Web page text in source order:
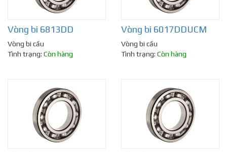
Vòng bi 6813DD
Vòng bi cầu
Tình trạng: Còn hàng
Vòng bi 6017DDUCM
Vòng bi cầu
Tình trạng: Còn hàng